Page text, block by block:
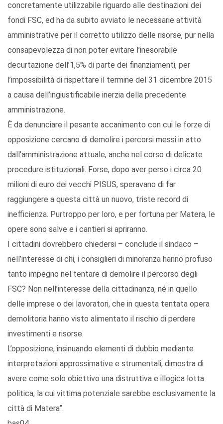
concretamente utilizzabile riguardo alle destinazioni dei
fondi FSC, ed ha da subito avviato le necessarie attività
amministrative per il corretto utilizzo delle risorse, pur nella
consapevolezza di non poter evitare l’inesorabile
decurtazione dell’1,5% di parte dei finanziamenti, per
l’impossibilità di rispettare il termine del 31 dicembre 2015
a causa dell’ingiustificabile inerzia della precedente
amministrazione.
È da denunciare il pesante accanimento con cui le forze di
opposizione cercano di demolire i percorsi messi in atto
dall’amministrazione attuale, anche nel corso di delicate
procedure istituzionali. Forse, dopo aver perso i circa 20
milioni di euro dei vecchi PISUS, speravano di far
raggiungere a questa città un nuovo, triste record di
inefficienza. Purtroppo per loro, e per fortuna per Matera, le
opere sono salve e i cantieri si apriranno.
I cittadini dovrebbero chiedersi – conclude il sindaco –
nell’interesse di chi, i consiglieri di minoranza hanno profuso
tanto impegno nel tentare di demolire il percorso degli
FSC? Non nell’interesse della cittadinanza, né in quello
delle imprese o dei lavoratori, che in questa tentata opera
demolitoria hanno visto alimentato il rischio di perdere
investimenti e risorse.
L’opposizione, insinuando elementi di dubbio mediante
interpretazioni approssimative e strumentali, dimostra di
avere come solo obiettivo una distruttiva e illogica lotta
politica, la cui vittima potenziale sarebbe esclusivamente la
città di Matera”.